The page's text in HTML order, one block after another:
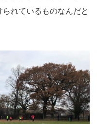
れているものなんだと